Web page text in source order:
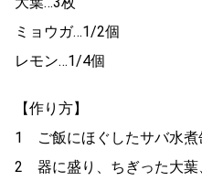
ミョウガ…1/2個
レモン…1/4個
【作り方】
1 ご飯にほぐしたサバ水煮
2 器に盛り、ちぎった大葉